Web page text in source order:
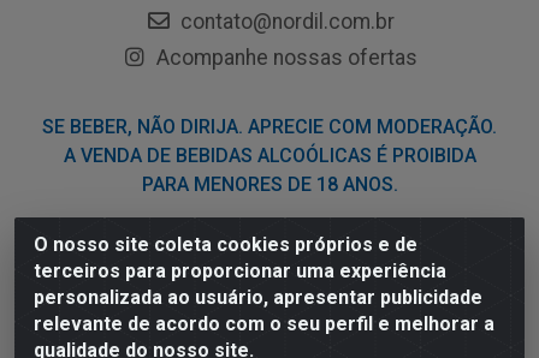
O nosso site coleta cookies próprios e de
terceiros para proporcionar uma experiência
personalizada ao usuário, apresentar publicidade
relevante de acordo com o seu perfil e melhorar a
qualidade do nosso site.
contato@nordil.com.br
Acompanhe nossas ofertas
SE BEBER, NÃO DIRIJA. APRECIE COM MODERAÇÃO.
A VENDA DE BEBIDAS ALCOÓLICAS É PROIBIDA
PARA MENORES DE 18 ANOS.
Nordil Distribuidora - Avenida Liberdade, 2738, Bloco F -
Sesi - Bayeux/PB - CEP 58.111-400 - CNPJ
03.775.813/0001-41